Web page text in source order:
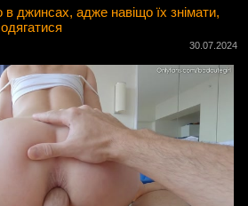
в джинсах, адже навіщо їх знімати,
30.07.2024